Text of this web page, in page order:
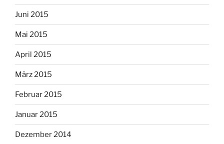
Juni 2015
Mai 2015
April 2015
März 2015
Februar 2015
Januar 2015
Dezember 2014